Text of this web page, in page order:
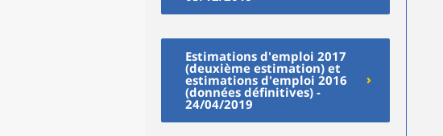
Estimations d'emploi 2017
(deuxième estimation) et
estimations d'emploi 2016
(données définitives) -
24/04/2019